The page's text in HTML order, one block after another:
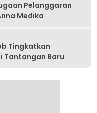
Pelanggaran
Medika
Tingkatkan
Tantangan Baru